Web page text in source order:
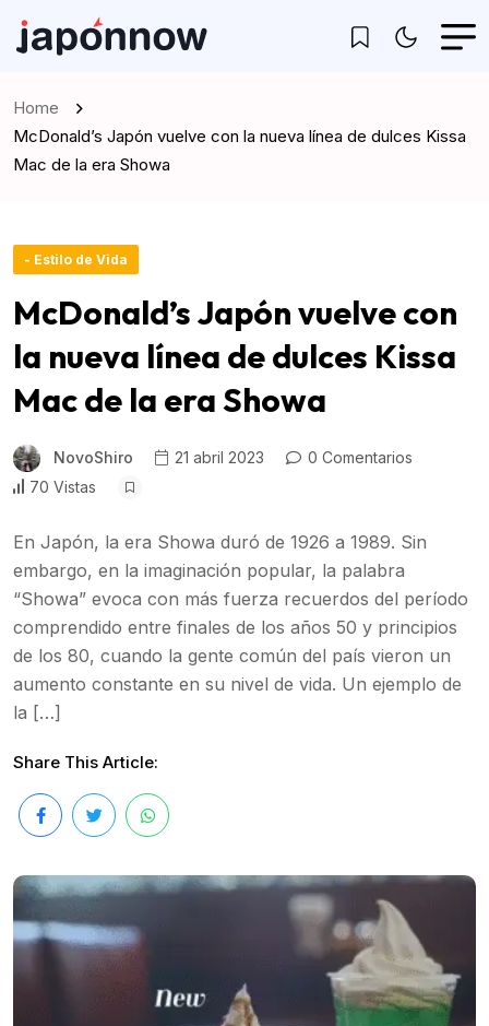
Home
McDonald’s Japón vuelve con la nueva línea de dulces Kissa
Mac de la era Showa
- Estilo de Vida
McDonald’s Japón vuelve con
la nueva línea de dulces Kissa
Mac de la era Showa
NovoShiro 21 abril 2023
0 Comentarios
70 Vistas
En Japón, la era Showa duró de 1926 a 1989. Sin
embargo, en la imaginación popular, la palabra
“Showa” evoca con más fuerza recuerdos del período
comprendido entre finales de los años 50 y principios
de los 80, cuando la gente común del país vieron un
aumento constante en su nivel de vida. Un ejemplo de
la […]
Share This Article: